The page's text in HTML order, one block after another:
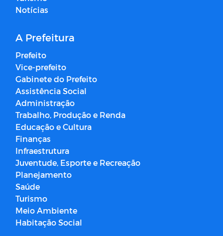
Notícias
A Prefeitura
Prefeito
Vice-prefeito
Gabinete do Prefeito
Assistência Social
Administração
Trabalho, Produção e Renda
Educação e Cultura
Finanças
Infraestrutura
Juventude, Esporte e Recreação
Planejamento
Saúde
Turismo
Meio Ambiente
Habitação Social